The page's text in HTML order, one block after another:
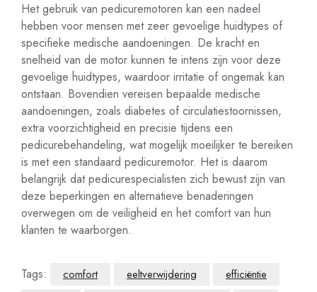
Het gebruik van pedicuremotoren kan een nadeel
hebben voor mensen met zeer gevoelige huidtypes of
specifieke medische aandoeningen. De kracht en
snelheid van de motor kunnen te intens zijn voor deze
gevoelige huidtypes, waardoor irritatie of ongemak kan
ontstaan. Bovendien vereisen bepaalde medische
aandoeningen, zoals diabetes of circulatiestoornissen,
extra voorzichtigheid en precisie tijdens een
pedicurebehandeling, wat mogelijk moeilijker te bereiken
is met een standaard pedicuremotor. Het is daarom
belangrijk dat pedicurespecialisten zich bewust zijn van
deze beperkingen en alternatieve benaderingen
overwegen om de veiligheid en het comfort van hun
klanten te waarborgen.
Tags: comfort eeltverwijdering
efficiëntie